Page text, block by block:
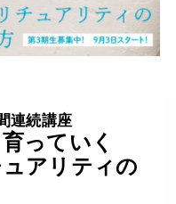
連続講座
っていく
ュアリティの